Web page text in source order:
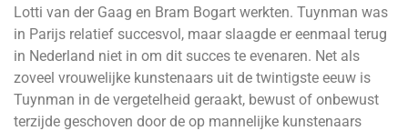
Lotti van der Gaag en Bram Bogart werkten. Tuynman was
in Parijs relatief succesvol, maar slaagde er eenmaal terug
in Nederland niet in om dit succes te evenaren. Net als
zoveel vrouwelijke kunstenaars uit de twintigste eeuw is
Tuynman in de vergetelheid geraakt, bewust of onbewust
terzijde geschoven door de op mannelijke kunstenaars